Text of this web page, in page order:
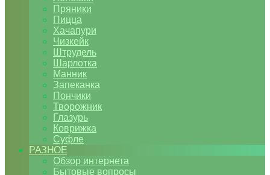
Пряники
Пицца
Хачапури
Чизкейк
Штрудель
Шарлотка
Манник
Запеканка
Пончики
Творожник
Глазурь
Коврижка
Суфле
РАЗНОЕ
Обзор интернета
Бытовые вопросы